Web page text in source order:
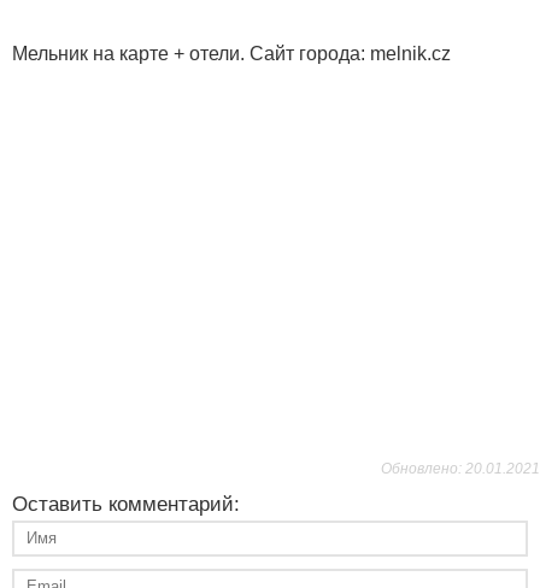
Мельник на карте + отели. Сайт города: melnik.cz
Обновлено: 20.01.2021
Оставить комментарий: